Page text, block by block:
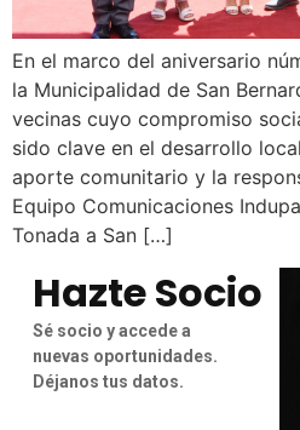
En el marco del aniversario
la Municipalidad de San
vecinas cuyo compromiso
sido clave en el desarrollo
aporte comunitario y la
Equipo Comunicaciones
Tonada a San […]
Hazte Socio
Sé socio y accede a
nuevas oportunidades.
Déjanos tus datos.